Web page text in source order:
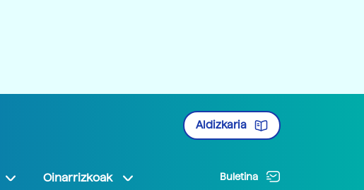
Aldizkaria
Oinarrizkoak Buletina